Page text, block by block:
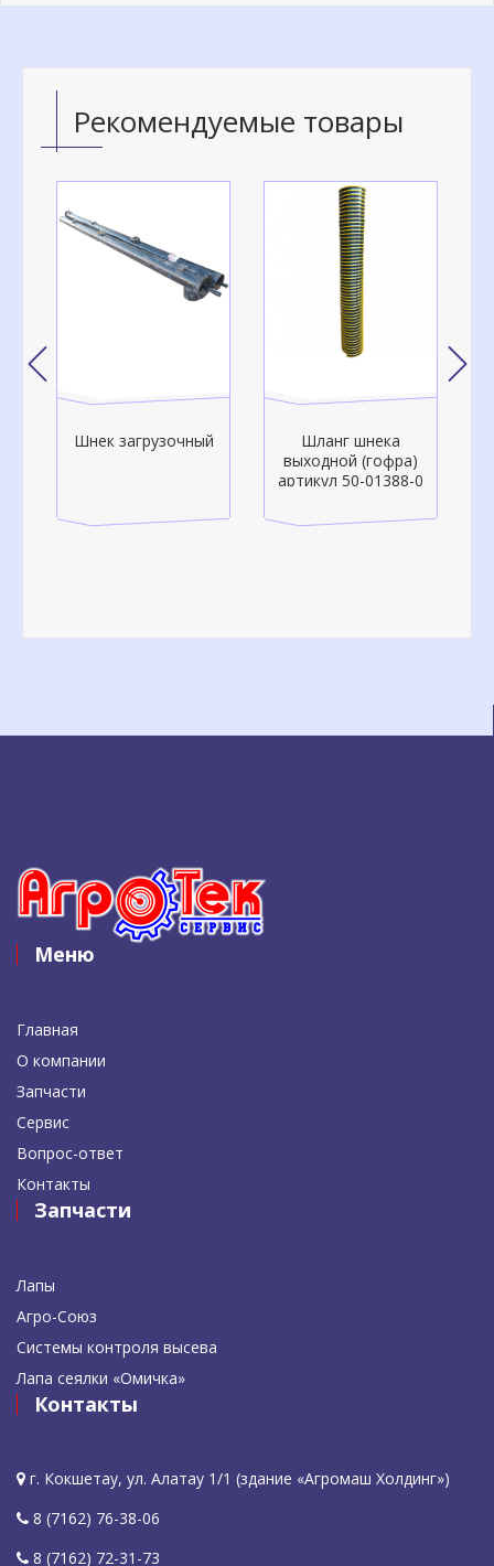
Рекомендуемые товары
Шнек загрузочный
Шланг шнека
выходной (гофра)
артикул 50-01388-0
Меню
Главная
О компании
Запчасти
Сервис
Вопрос-ответ
Контакты
Запчасти
Лапы
Агро-Союз
Системы контроля высева
Лапа сеялки «Омичка»
Контакты
г. Кокшетау, ул. Алатау 1/1 (здание «Агромаш Холдинг»)
8 (7162) 76-38-06
8 (7162) 72-31-73